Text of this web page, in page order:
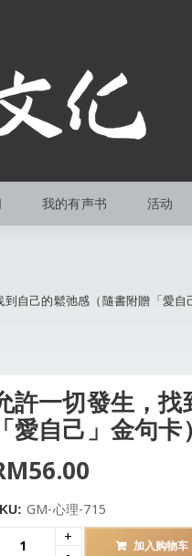
我的有声书 活动
到自己的鬆弛感（隨書附贈「愛自
許一切發生，
「愛自己」金句卡
56.00
GM-心理-715
加入购物车